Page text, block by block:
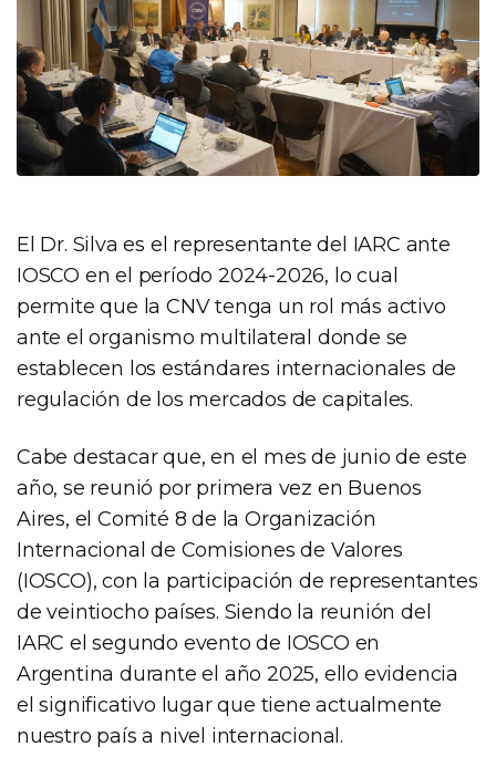
El Dr. Silva es el representante del IARC ante
IOSCO en el período 2024-2026, lo cual
permite que la CNV tenga un rol más activo
ante el organismo multilateral donde se
establecen los estándares internacionales de
regulación de los mercados de capitales.
Cabe destacar que, en el mes de junio de este
año, se reunió por primera vez en Buenos
Aires, el Comité 8 de la Organización
Internacional de Comisiones de Valores
(IOSCO), con la participación de representantes
de veintiocho países. Siendo la reunión del
IARC el segundo evento de IOSCO en
Argentina durante el año 2025, ello evidencia
el significativo lugar que tiene actualmente
nuestro país a nivel internacional.